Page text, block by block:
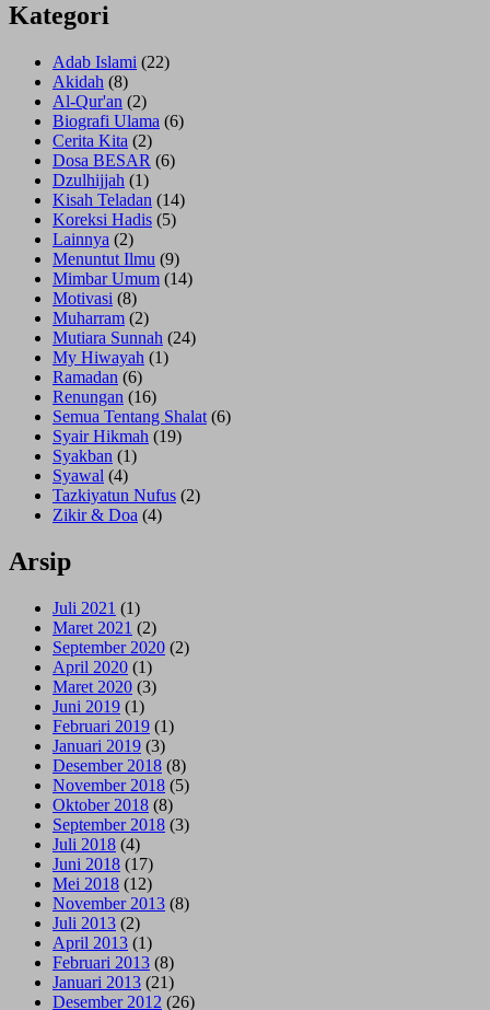
Kategori
Adab Islami (22)
Akidah (8)
Al-Qur'an (2)
Biografi Ulama (6)
Cerita Kita (2)
Dosa BESAR (6)
Dzulhijjah (1)
Kisah Teladan (14)
Koreksi Hadis (5)
Lainnya (2)
Menuntut Ilmu (9)
Mimbar Umum (14)
Motivasi (8)
Muharram (2)
Mutiara Sunnah (24)
My Hiwayah (1)
Ramadan (6)
Renungan (16)
Semua Tentang Shalat (6)
Syair Hikmah (19)
Syakban (1)
Syawal (4)
Tazkiyatun Nufus (2)
Zikir & Doa (4)
Arsip
Juli 2021 (1)
Maret 2021 (2)
September 2020 (2)
April 2020 (1)
Maret 2020 (3)
Juni 2019 (1)
Februari 2019 (1)
Januari 2019 (3)
Desember 2018 (8)
November 2018 (5)
Oktober 2018 (8)
September 2018 (3)
Juli 2018 (4)
Juni 2018 (17)
Mei 2018 (12)
November 2013 (8)
Juli 2013 (2)
April 2013 (1)
Februari 2013 (8)
Januari 2013 (21)
Desember 2012 (26)